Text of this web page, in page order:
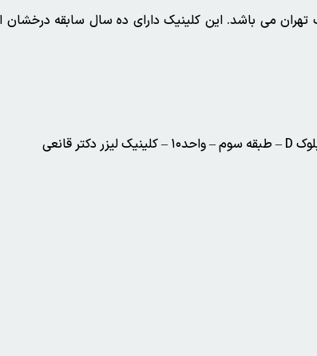
تهران می باشد. این کلینیک دارای ده سال سابقه